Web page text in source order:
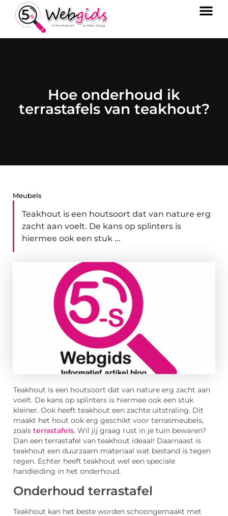
Hoe onderhoud ik
terrastafels van teakhout?
Meubels
Teakhout is een houtsoort dat van nature erg
zacht aan voelt. De kans op splinters is
hiermee ook een stuk ...
Teakhout is een houtsoort dat van nature erg zacht aan
voelt. De kans op splinters is hiermee ook een stuk
kleiner. Ook heeft teakhout een zachte uitstraling. Dit
maakt het hout ook erg geschikt voor terrasmeubels,
zoals terrastafels. Wil jij graag rust in je tuin bewaren?
Dan een terrastafel van teakhout ideaal! Daarnaast is
teakhout een duurzaam materiaal wat bestand is tegen
regen. Echter heeft teakhout wel een speciale
handleiding in het onderhoud.
Onderhoud terrastafel
Teakhout kan het beste worden schoongemaakt met